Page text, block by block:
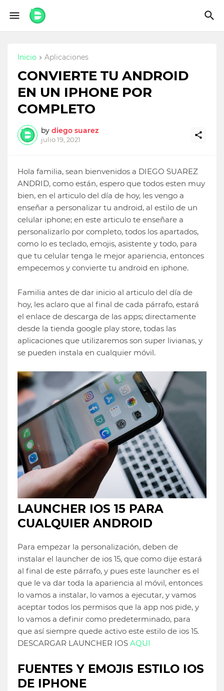
Inicio Aplicaciones
CONVIERTE TU ANDROID
EN UN IPHONE POR
COMPLETO
by diego suarez
julio 19, 2021
Hola familia, sean bienvenidos a DIEGO SUAREZ
ANDRID, como están, espero que todos esten muy
bien, en el articulo del día de hoy, les vengo a
enseñar a personalizar tu android, al estilo de un
celular iphone; en este articulo te enseñare a
personalizarlo por completo, todos los apartados,
como lo es teclado, emojis, asistente y todo, para
que tu celular tenga le mejor apariencia, entonces
empecemos y convierte tu android en iphone.
Familia antes de dar inicio al articulo del día de
hoy, les aclaro que al final de cada párrafo, estará
el enlace de descarga de las apps; directamente
desde la tienda google play store, todas las
aplicaciones que utilizaremos son super livianas, y
se pueden instala en cualquier móvil.
LAUNCHER IOS 15 PARA
CUALQUIER ANDROID
Para empezar la personalización, deben de
instalar el launcher de ios 15, que como dije estará
al final de este párrafo, y pues este launcher es el
que le va dar toda la apariencia al móvil, entonces
lo vamos a instalar, lo vamos a ejecutar, y vamos
aceptar todos los permisos que la app nos pide, y
lo vamos a definir como predeterminado, para
que así siempre quede activo este estilo de ios 15.
DESCARGAR LAUNCHER IOS AQUI
FUENTES Y EMOJIS ESTILO IOS
DE IPHONE